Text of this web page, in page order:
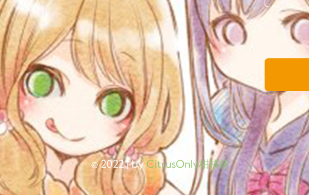
© 2022 | byCitrusOnly柑橘树